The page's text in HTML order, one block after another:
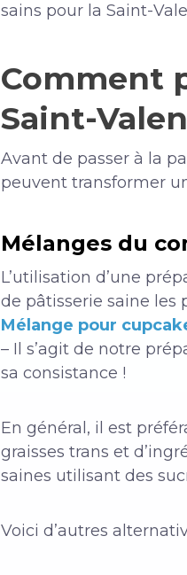
sains pour la Saint-
Comment
Saint-
Avant de passer à la
peuvent transformer
Mélanges du
L’utilisation d’une
de pâtisserie saine les
Mélange pour
– Il s’agit de notre
sa consistance !
En général, il est
graisses trans et
saines utilisant des
Voici d’autres